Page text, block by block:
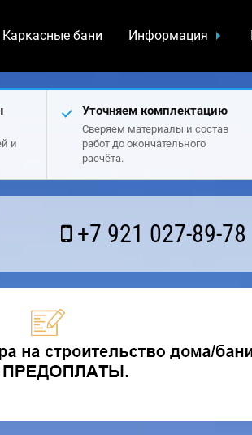
Каркасные бани Информация
и
Уточняем комплектацию
Сверяем материалы и состав
работ до окончательного
расчёта.
+7 921 027-89-78